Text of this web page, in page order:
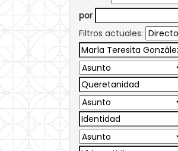
por
Filtros actuales: